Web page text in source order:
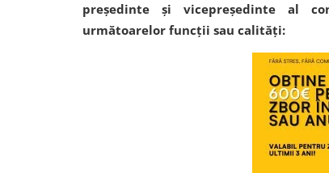
preşedinte şi vicepreşedinte al
următoarelor funcţii sau calităţi: